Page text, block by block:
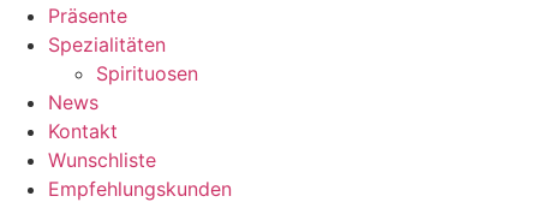
Präsente
Spezialitäten
Spirituosen
News
Kontakt
Wunschliste
Empfehlungskunden